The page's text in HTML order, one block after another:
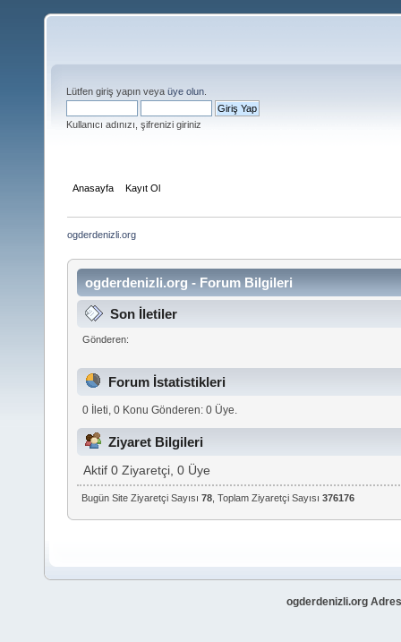
Lütfen giriş yapın veya üye olun
Kullanıcı adınızı, şifrenizi giriniz
Anasayfa Kayıt Ol
ogderdenizli.org
ogderdenizli.org - Forum Bilgileri
Son İletiler
Gönderen:
Forum İstatistikleri
0 İleti, 0 Konu Gönderen: 0 Üye.
Ziyaret Bilgileri
Aktif 0 Ziyaretçi, 0 Üye
Bugün Site Ziyaretçi Sayısı78 , Toplam Ziyaretçi Sayısı376176
ogderdenizli.org